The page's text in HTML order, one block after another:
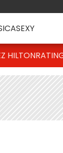
SEXY
HILTON